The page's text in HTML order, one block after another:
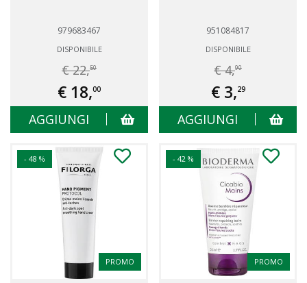
979683467
DISPONIBILE
€ 22,50
€ 18,00
AGGIUNGI
951084817
DISPONIBILE
€ 4,90
€ 3,29
AGGIUNGI
- 48 %
PROMO
- 42 %
PROMO